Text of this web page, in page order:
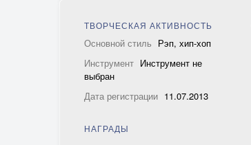
ТВОРЧЕСКАЯ АКТИВНОСТЬ
Основной стиль Рэп, хип-хоп
Инструмент Инструмент не
выбран
Дата регистрации 11.07.2013
НАГРАДЫ